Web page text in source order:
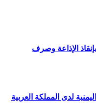
الإذاعة وصرف
لدى المملكة العربية